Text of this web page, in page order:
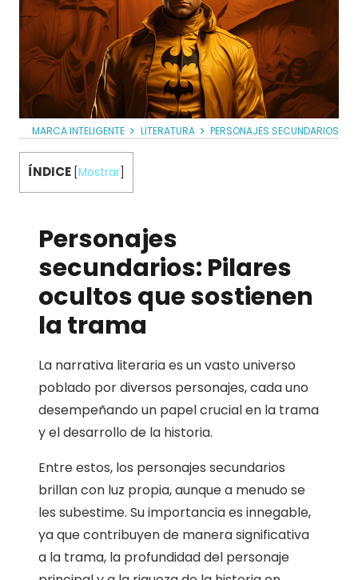
MARCA INTELIGENTE LITERATURA PERSONAJES SECUNDARIOS
ÍNDICE Mostrar
Personajes
secundarios: Pilares
ocultos que sostienen
la trama
La narrativa literaria es un vasto universo
poblado por diversos personajes, cada uno
desempeñando un papel crucial en la trama
y el desarrollo de la historia.
Entre estos, los personajes secundarios
brillan con luz propia, aunque a menudo se
les subestime. Su importancia es innegable,
ya que contribuyen de manera significativa
a la trama, la profundidad del personaje